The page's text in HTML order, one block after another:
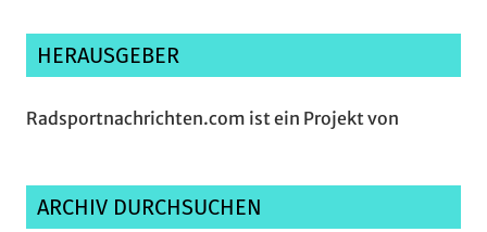
HERAUSGEBER
Radsportnachrichten.com ist ein Projekt von
ARCHIV DURCHSUCHEN